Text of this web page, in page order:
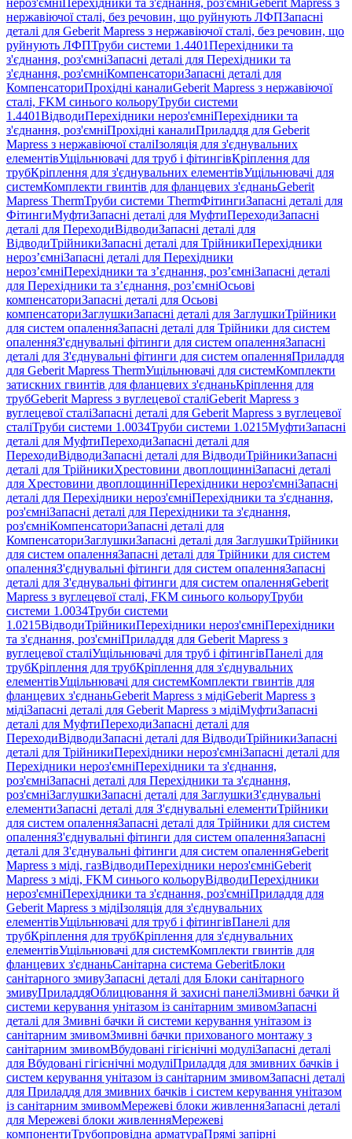
нероз'ємніПерехідники та з'єднання, роз'ємніGeberit Mapress з
нержавіючої сталі, без речовин, що руйнують ЛФПЗапасні
деталі для Geberit Mapress з нержавіючої сталі, без речовин, що
руйнують ЛФПТруби системи 1.4401Перехідники та
з'єднання, роз'ємніЗапасні деталі для Перехідники та
з'єднання, роз'ємніКомпенсаториЗапасні деталі для
КомпенсаториПрохідні каналиGeberit Mapress з нержавіючої
сталі, FKM синього кольоруТруби системи
1.4401ВідводиПерехідники нероз'ємніПерехідники та
з'єднання, роз'ємніПрохідні каналиПриладдя для Geberit
Mapress з нержавіючої сталіІзоляція для з'єднувальних
елементівУщільнювачі для труб і фітингівКріплення для
трубКріплення для з'єднувальних елементівУщільнювачі для
системКомплекти гвинтів для фланцевих з'єднаньGeberit
Mapress ThermТруби системи ThermФітингиЗапасні деталі для
ФітингиМуфтиЗапасні деталі для МуфтиПереходиЗапасні
деталі для ПереходиВідводиЗапасні деталі для
ВідводиТрійникиЗапасні деталі для ТрійникиПерехідники
нероз’ємніЗапасні деталі для Перехідники
нероз’ємніПерехідники та з’єднання, роз’ємніЗапасні деталі
для Перехідники та з’єднання, роз’ємніОсьові
компенсаториЗапасні деталі для Осьові
компенсаториЗаглушкиЗапасні деталі для ЗаглушкиТрійники
для систем опаленняЗапасні деталі для Трійники для систем
опаленняЗ'єднувальні фітинги для систем опаленняЗапасні
деталі для З'єднувальні фітинги для систем опаленняПриладдя
для Geberit Mapress ThermУщільнювачі для системКомплекти
затискних гвинтів для фланцевих з'єднаньКріплення для
трубGeberit Mapress з вуглецевої сталіGeberit Mapress з
вуглецевої сталіЗапасні деталі для Geberit Mapress з вуглецевої
сталіТруби системи 1.0034Труби системи 1.0215МуфтиЗапасні
деталі для МуфтиПереходиЗапасні деталі для
ПереходиВідводиЗапасні деталі для ВідводиТрійникиЗапасні
деталі для ТрійникиХрестовини двоплощинніЗапасні деталі
для Хрестовини двоплощинніПерехідники нероз'ємніЗапасні
деталі для Перехідники нероз'ємніПерехідники та з'єднання,
роз'ємніЗапасні деталі для Перехідники та з'єднання,
роз'ємніКомпенсаториЗапасні деталі для
КомпенсаториЗаглушкиЗапасні деталі для ЗаглушкиТрійники
для систем опаленняЗапасні деталі для Трійники для систем
опаленняЗ'єднувальні фітинги для систем опаленняЗапасні
деталі для З'єднувальні фітинги для систем опаленняGeberit
Mapress з вуглецевої сталі, FKM синього кольоруТруби
системи 1.0034Труби системи
1.0215ВідводиТрійникиПерехідники нероз'ємніПерехідники
та з'єднання, роз'ємніПриладдя для Geberit Mapress з
вуглецевої сталіУщільнювачі для труб і фітингівПанелі для
трубКріплення для трубКріплення для з'єднувальних
елементівУщільнювачі для системКомплекти гвинтів для
фланцевих з'єднаньGeberit Mapress з мідіGeberit Mapress з
мідіЗапасні деталі для Geberit Mapress з мідіМуфтиЗапасні
деталі для МуфтиПереходиЗапасні деталі для
ПереходиВідводиЗапасні деталі для ВідводиТрійникиЗапасні
деталі для ТрійникиПерехідники нероз'ємніЗапасні деталі для
Перехідники нероз'ємніПерехідники та з'єднання,
роз'ємніЗапасні деталі для Перехідники та з'єднання,
роз'ємніЗаглушкиЗапасні деталі для ЗаглушкиЗ'єднувальні
елементиЗапасні деталі для З'єднувальні елементиТрійники
для систем опаленняЗапасні деталі для Трійники для систем
опаленняЗ'єднувальні фітинги для систем опаленняЗапасні
деталі для З'єднувальні фітинги для систем опаленняGeberit
Mapress з міді, газВідводиПерехідники нероз'ємніGeberit
Mapress з міді, FKM синього кольоруВідводиПерехідники
нероз'ємніПерехідники та з'єднання, роз'ємніПриладдя для
Geberit Mapress з мідіІзоляція для з'єднувальних
елементівУщільнювачі для труб і фітингівПанелі для
трубКріплення для трубКріплення для з'єднувальних
елементівУщільнювачі для системКомплекти гвинтів для
фланцевих з'єднаньСанітарна система GeberitБлоки
санітарного змивуЗапасні деталі для Блоки санітарного
змивуПриладдяОблицювання й захисні панеліЗмивні бачки й
системи керування унітазом із санітарним змивомЗапасні
деталі для Змивні бачки й системи керування унітазом із
санітарним змивомЗмивні бачки прихованого монтажу з
санітарним змивомВбудовані гігієнічні модуліЗапасні деталі
для Вбудовані гігієнічні модуліПриладдя для змивних бачків і
систем керування унітазом із санітарним змивомЗапасні деталі
для Приладдя для змивних бачків і систем керування унітазом
із санітарним змивомМережеві блоки живленняЗапасні деталі
для Мережеві блоки живленняМережеві
компонентиТрубопровідна арматураПрямі запірні